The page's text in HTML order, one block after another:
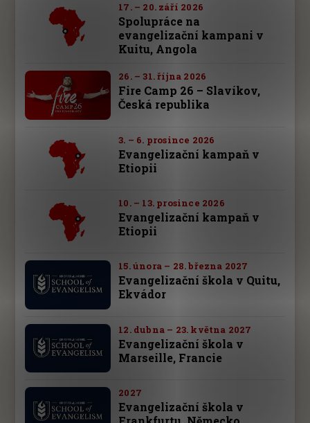
17. – 20. září 2026
Spolupráce na
evangelizační kampani v
Kuitu, Angola
26. – 31. října 2026
Fire Camp 26 – Slavíkov,
Česká republika
3. – 6. prosince 2026
Evangelizační kampaň v
Etiopii
10. – 13. prosince 2026
Evangelizační kampaň v
Etiopii
15. února – 28. března 2027
Evangelizační škola v Quitu,
Ekvádor
12. dubna – 23. května 2027
Evangelizační škola v
Marseille, Francie
2027
Evangelizační škola v